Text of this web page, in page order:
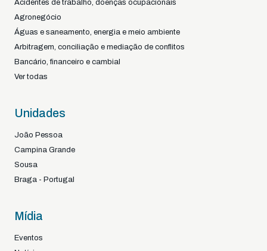
Acidentes de trabalho, doenças ocupacionais
Agronegócio
Águas e saneamento, energia e meio ambiente
Arbitragem, conciliação e mediação de conflitos
Bancário, financeiro e cambial
Ver todas
Unidades
João Pessoa
Campina Grande
Sousa
Braga - Portugal
Mídia
Eventos